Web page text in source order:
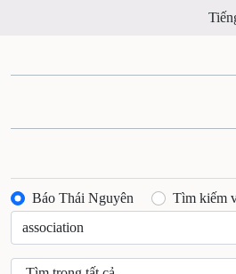
Báo Thái Nguyên Tìm kiếm